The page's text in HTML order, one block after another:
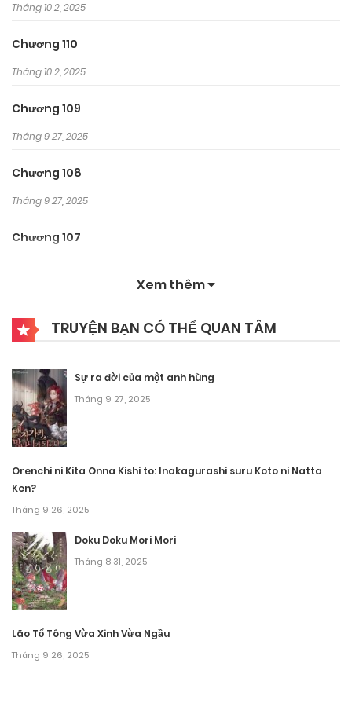
Tháng 10 2, 2025
Chương 110
Tháng 10 2, 2025
Chương 109
Tháng 9 27, 2025
Chương 108
Tháng 9 27, 2025
Chương 107
Tháng 9 27, 2025
Chương 105
Tháng 9 27, 2025
Chương 104
Chương 103
Chương 102
Tháng 9 27, 2025
Tháng 9 27, 2025
Xem thêm
TRUYỆN BẠN CÓ THỂ QUAN TÂM
Sự ra đời của một anh hùng
Tháng 9 27, 2025
Orenchi ni Kita Onna Kishi to: Inakagurashi suru Koto ni Natta
Ken?
Tháng 9 26, 2025
Doku Doku Mori Mori
Tháng 8 31, 2025
Lão Tổ Tông Vừa Xinh Vừa Ngầu
Tháng 9 26, 2025